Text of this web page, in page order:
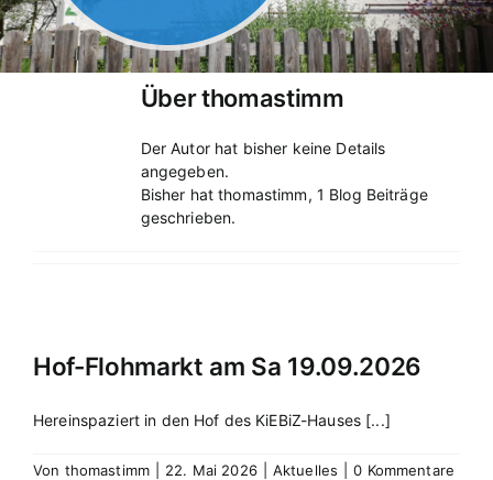
Überthomastimm
Der Autor hat bisher keine Details
angegeben.
Bisher hat thomastimm, 1 Blog Beiträge
geschrieben.
Hof-Flohmarkt am Sa 19.09.2026
Hereinspaziert in den Hof des KiEBiZ-Hauses [...]
Von thomastimm 22. Mai 2026 Aktuelles
0 Kommentare